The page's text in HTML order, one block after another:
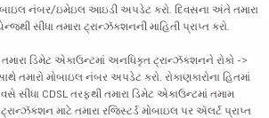
નંબર/ઇમેઇલ આઇડી અપડેટ કરો. દિવસના અંતે તમારા
સીધા તમારા ટ્રાન્ઝૅક્શનની માહિતી પ્રાપ્ત કરો.
તમારા ડિમેટ એકાઉન્ટમાં અનધિકૃત ટ્રાન્ઝૅક્શનને રોકો ->
તમારો મોબાઇલ નંબર અપડેટ કરો. રોકાણકારોના હિતમાં
સીધા CDSL તરફથી તમારા ડિમેટ એકાઉન્ટમાં તમામ
માટે તમારા રજિસ્ટર્ડ મોબાઇલ પર ઍલર્ટ પ્રાપ્ત